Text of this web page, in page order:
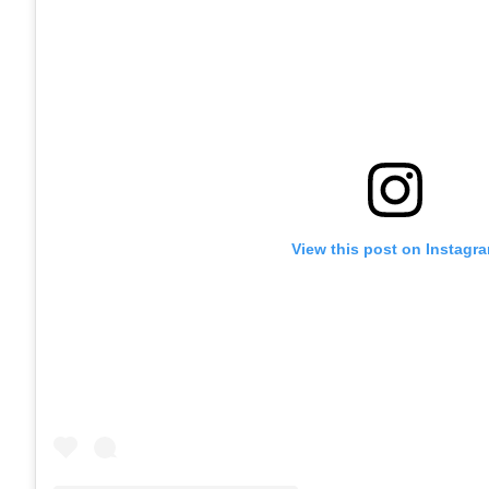
View this post on